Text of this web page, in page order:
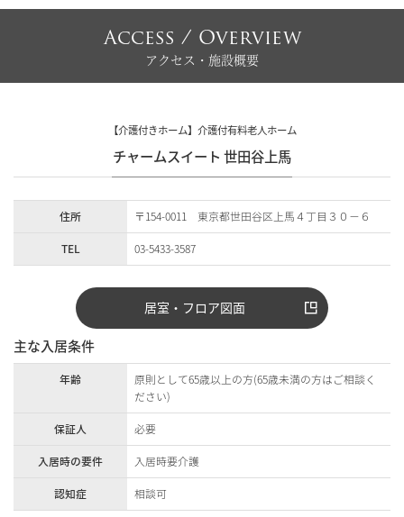
Access / Overview
アクセス・施設概要
【介護付きホーム】介護付有料老人ホーム
チャームスイート 世田谷上馬
住所
〒154-0011 東京都世田谷区上馬４丁目３０－６
TEL
03-5433-3587
居室・フロア図面
主な入居条件
年齢
原則として65歳以上の方(65歳未満の方はご相談く
ださい)
保証人
必要
入居時の要件
入居時要介護
認知症
相談可